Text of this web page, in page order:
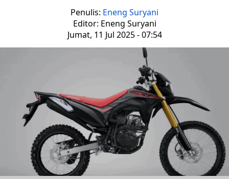
Penulis: Eneng Suryani
Editor: Eneng Suryani
Jumat, 11 Jul 2025 - 07:54